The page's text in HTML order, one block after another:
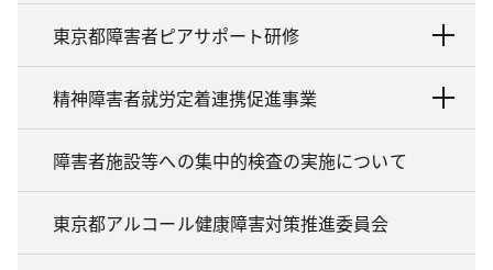
東京都障害者ピアサポート研修
精神障害者就労定着連携促進事業
障害者施設等への集中的検査の実施について
東京都アルコール健康障害対策推進委員会